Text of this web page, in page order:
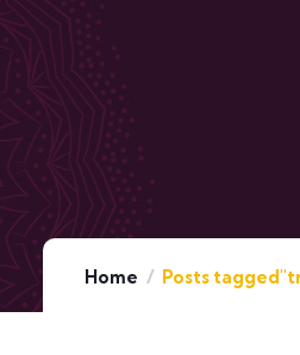
Home Posts